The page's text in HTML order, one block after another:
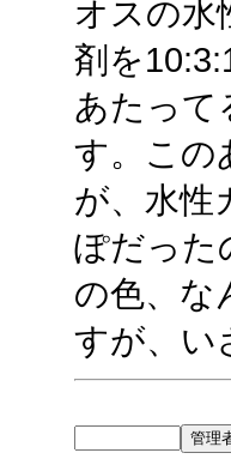
オスの水
剤を
あたって
す。この
が、水性
ぽだった
の色、な
すが、い